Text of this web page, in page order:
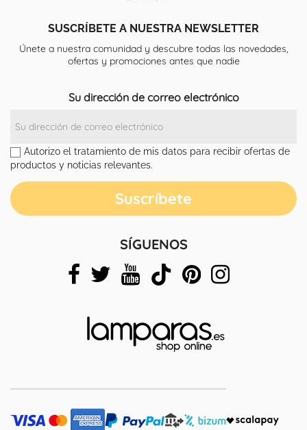
SUSCRÍBETE A NUESTRA NEWSLETTER
Únete a nuestra comunidad y descubre todas las novedades,
ofertas y promociones antes que nadie
Su dirección de correo electrónico
Autorizo el tratamiento de mis datos para recibir ofertas de
productos y noticias relevantes.
SÍGUENOS